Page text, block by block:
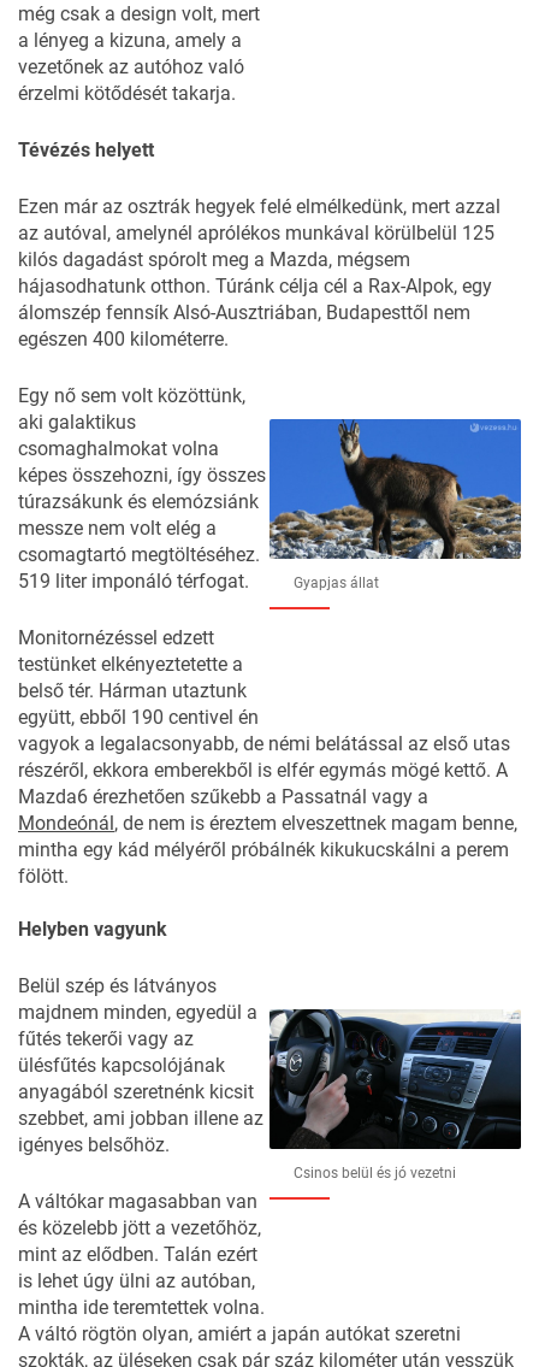
még csak a design volt, mert
a lényeg a kizuna, amely a
vezetőnek az autóhoz való
érzelmi kötődését takarja.
Tévézés helyett
Ezen már az osztrák hegyek felé elmélkedünk, mert azzal
az autóval, amelynél aprólékos munkával körülbelül 125
kilós dagadást spórolt meg a Mazda, mégsem
hájasodhatunk otthon. Túránk célja cél a Rax-Alpok, egy
álomszép fennsík Alsó-Ausztriában, Budapesttől nem
egészen 400 kilométerre.
Gyapjas állat
Egy nő sem volt közöttünk,
aki galaktikus
csomaghalmokat volna
képes összehozni, így összes
túrazsákunk és elemózsiánk
messze nem volt elég a
csomagtartó megtöltéséhez.
519 liter imponáló térfogat.
Monitornézéssel edzett
testünket elkényeztetette a
belső tér. Hárman utaztunk
együtt, ebből 190 centivel én
vagyok a legalacsonyabb, de némi belátással az első utas
részéről, ekkora emberekből is elfér egymás mögé kettő. A
Mazda6 érezhetően szűkebb a Passatnál vagy a
Mondeónál, de nem is éreztem elveszettnek magam benne,
mintha egy kád mélyéről próbálnék kikukucskálni a perem
fölött.
Helyben vagyunk
Csinos belül és jó vezetni
Belül szép és látványos
majdnem minden, egyedül a
fűtés tekerői vagy az
ülésfűtés kapcsolójának
anyagából szeretnénk kicsit
szebbet, ami jobban illene az
igényes belsőhöz.
A váltókar magasabban van
és közelebb jött a vezetőhöz,
mint az elődben. Talán ezért
is lehet úgy ülni az autóban,
mintha ide teremtettek volna.
A váltó rögtön olyan, amiért a japán autókat szeretni
szokták, az üléseken csak pár száz kilométer után vesszük